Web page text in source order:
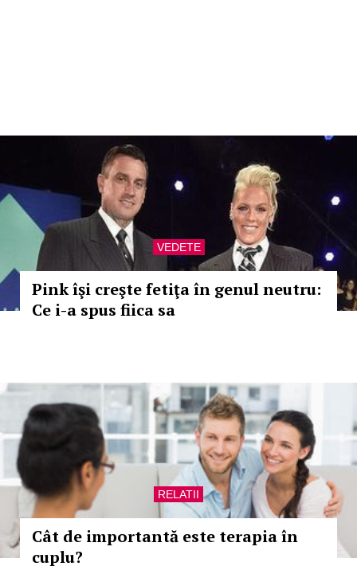
VEDETE
Pink îşi creşte fetiţa în genul neutru:
Ce i-a spus fiica sa
RELATII
Cât de importantă este terapia în
cuplu?